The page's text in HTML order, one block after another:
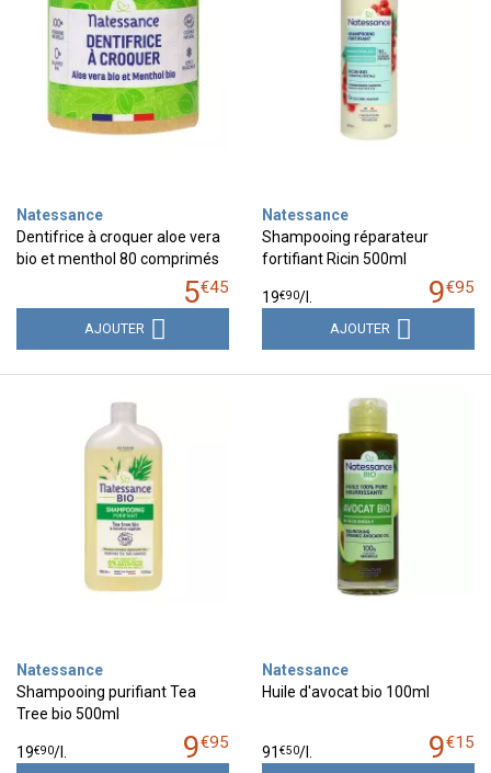
Natessance
Dentifrice à croquer aloe vera
bio et menthol 80 comprimés
5€45
AJOUTER
Natessance
Shampooing réparateur
fortifiant Ricin 500ml
9€95
19€90/
AJOUTER
Natessance
Shampooing purifiant Tea
Tree bio 500ml
9€95
19€90/
Natessance
Huile d'avocat bio 100ml
9€15
91 €50/